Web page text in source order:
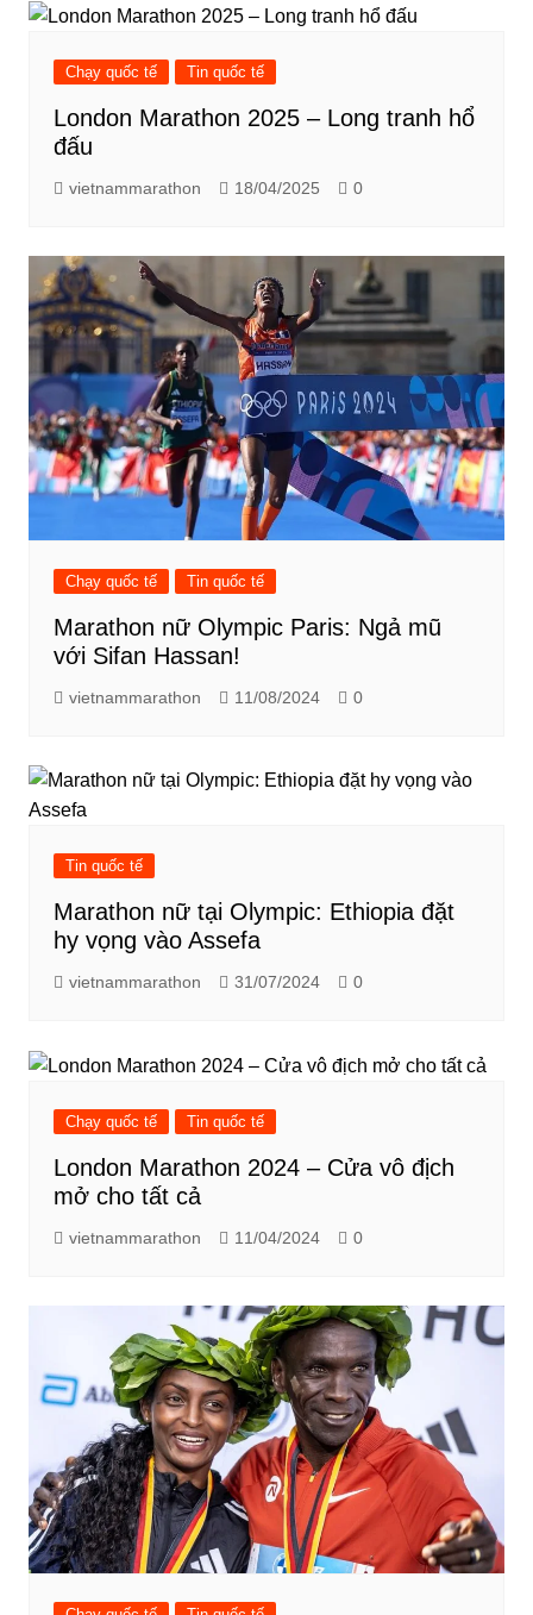
Chạy quốc tế Tin quốc tế
London Marathon 2025 – Long tranh hổ
đấu
vietnammarathon 18/04/2025 0
Chạy quốc tế Tin quốc tế
Marathon nữ Olympic Paris: Ngả mũ
với Sifan Hassan!
vietnammarathon 11/08/2024 0
Tin quốc tế
Marathon nữ tại Olympic: Ethiopia đặt
hy vọng vào Assefa
vietnammarathon 31/07/2024 0
Chạy quốc tế Tin quốc tế
London Marathon 2024 – Cửa vô địch
mở cho tất cả
vietnammarathon 11/04/2024 0